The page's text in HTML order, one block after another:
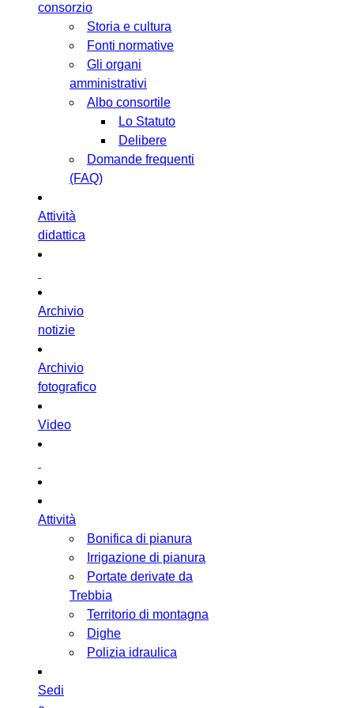
consorzio
Storia e cultura
Fonti normative
Gli organi
amministrativi
Albo consortile
Lo Statuto
Delibere
Domande frequenti
(FAQ)
Attività
didattica
Archivio
notizie
Archivio
fotografico
Video
Attività
Bonifica di pianura
Irrigazione di pianura
Portate derivate da
Trebbia
Territorio di montagna
Dighe
Polizia idraulica
Sedi